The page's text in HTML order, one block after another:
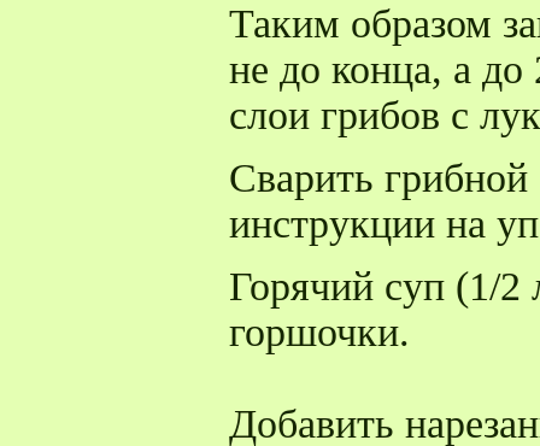
Таким образом
не до конца, а до
слои грибов с
Сварить грибной
инструкции на
Горячий суп (1/2
горшочки.
Добавить